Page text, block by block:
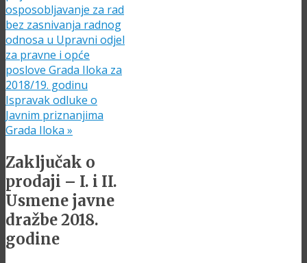
osposobljavanje za rad
bez zasnivanja radnog
odnosa u Upravni odjel
za pravne i opće
poslove Grada Iloka za
2018/19. godinu
Ispravak odluke o
Javnim priznanjima
Grada Iloka »
Zaključak o
prodaji – I. i II.
Usmene javne
dražbe 2018.
godine